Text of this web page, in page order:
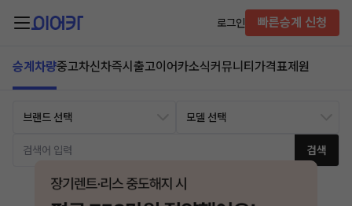
로그인 빠른승계 신청
승계차량중고차신차즉시출고이어카소식커뮤니티 가격표제원
검색